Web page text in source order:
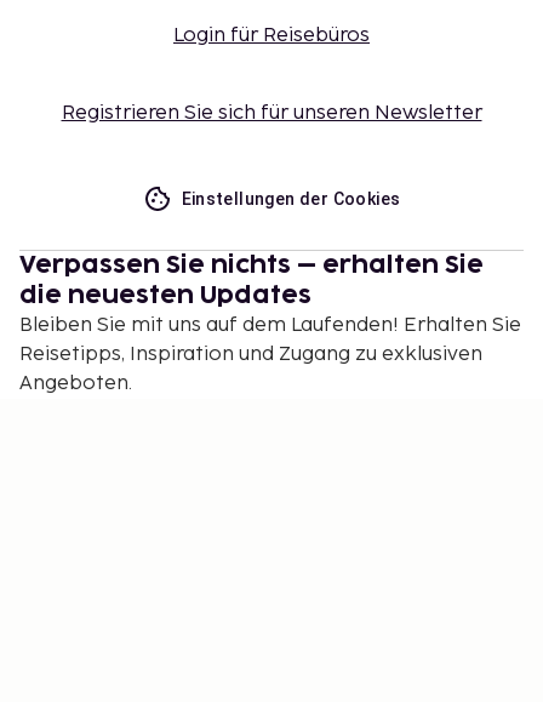
Login für Reisebüros
Registrieren Sie sich für unseren Newsletter
Einstellungen der Cookies
Verpassen Sie nichts – erhalten Sie
die neuesten Updates
Bleiben Sie mit uns auf dem Laufenden! Erhalten Sie
Reisetipps, Inspiration und Zugang zu exklusiven
Angeboten.